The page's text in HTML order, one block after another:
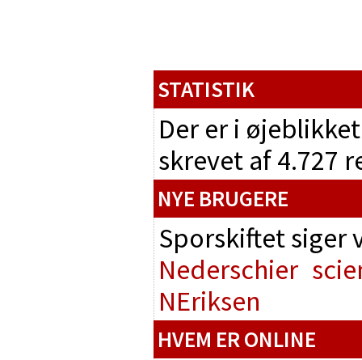
STATISTIK
Der er i
skrevet af 4.727
NYE BRUGERE
Sporskiftet
Nederschier
NEriksen
HVEM ER ONLINE